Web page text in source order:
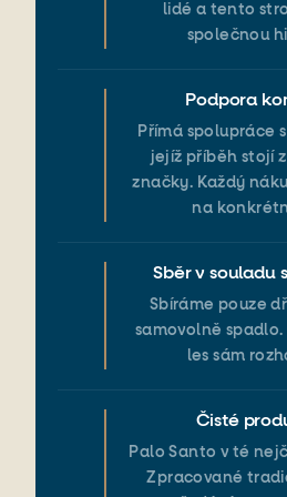
lidé a tento
společnou
Podpora
Přímá spolupráce
jejíž příběh stojí
značky. Každý
na
Sběr v souladu
Sbíráme pouze
samovolně spadlo.
les sám
Čisté
Palo Santo v té
Zpracované